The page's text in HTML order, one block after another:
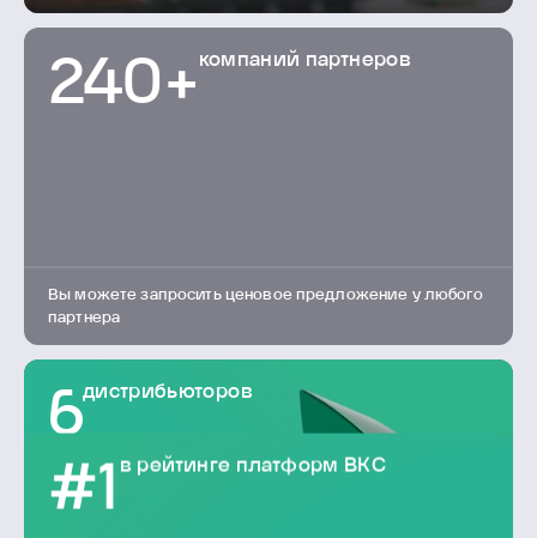
240+ компаний партнеров
Вы можете запросить ценовое предложение у любого
партнера
6дистрибьюторов
#1 в рейтинге платформ ВКС